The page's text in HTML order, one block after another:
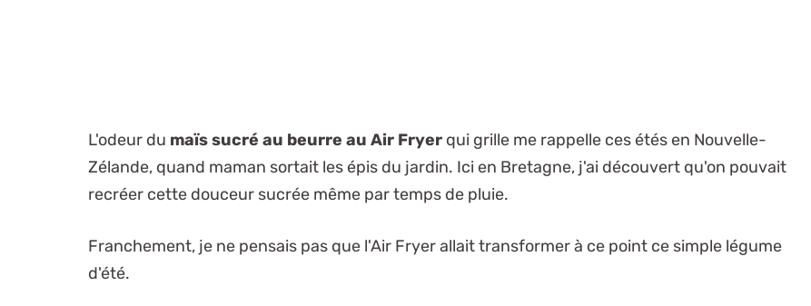
L'odeur du maïs sucré au beurre au Air Fryer qui grille me rappelle ces étés en Nouvelle-
Zélande, quand maman sortait les épis du jardin. Ici en Bretagne, j'ai découvert qu'on pouvait
recréer cette douceur sucrée même par temps de pluie.
Franchement, je ne pensais pas que l'Air Fryer allait transformer à ce point ce simple légume
d'été.